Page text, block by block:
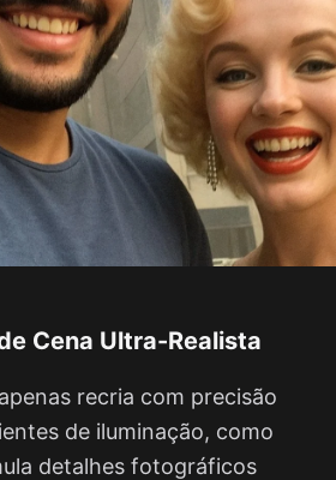
Cena Ultra-Realista
recria com precisão
de iluminação, como
detalhes fotográficos